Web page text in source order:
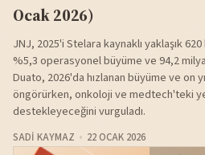
Ocak 2026)
JNJ, 2025'i Stelara kaynaklı yaklaşık
%5,3 operasyonel büyüme ve 94,2
Duato, 2026'da hızlanan büyüme ve on
öngörürken, onkoloji ve medtech'teki
destekleyeceğini vurguladı.
SADI KAYMAZ 22 OCAK 2026